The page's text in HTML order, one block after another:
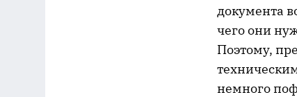
документа
чего они
Поэтому,
немного